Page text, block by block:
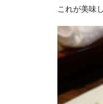
これが美味